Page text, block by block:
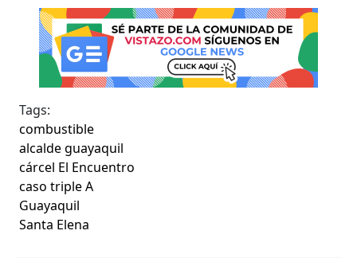
Tags:
combustible
alcalde guayaquil
cárcel El Encuentro
caso triple A
Guayaquil
Santa Elena